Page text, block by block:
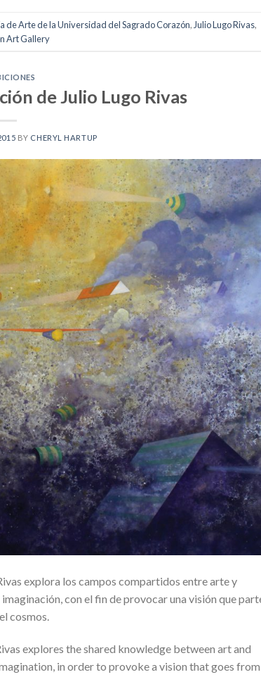
de Arte de la Universidad del Sagrado Corazón, Julio Lugo Rivas,
Art Gallery
de Julio Lugo Rivas
BY CHERYL HARTUP
explora los campos compartidos entre arte y
con el fin de provocar una visión que
cosmos.
explores the shared knowledge between art and
in order to provoke a vision that goes from